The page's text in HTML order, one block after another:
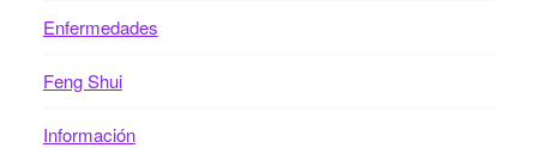
Enfermedades
Feng Shui
Información